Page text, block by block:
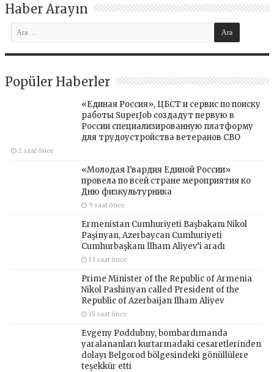
Haber Arayın
Popüler Haberler
«Единая Россия», ЦБСТ и сервис по поиску
работы SuperJob создадут первую в
России специализированную платформу
для трудоустройства ветеранов СВО
2 saat önce
«Молодая Гвардия Единой России»
провела по всей стране мероприятия ко
Дню физкультурника
9 saat önce
Ermenistan Cumhuriyeti Başbakanı Nikol
Paşinyan, Azerbaycan Cumhuriyeti
Cumhurbaşkanı İlham Aliyev’i aradı
13 saat önce
Prime Minister of the Republic of Armenia
Nikol Pashinyan called President of the
Republic of Azerbaijan Ilham Aliyev
15 saat önce
Evgeny Poddubny, bombardımanda
yaralananları kurtarmadaki cesaretlerinden
dolayı Belgorod bölgesindeki gönüllülere
teşekkür etti